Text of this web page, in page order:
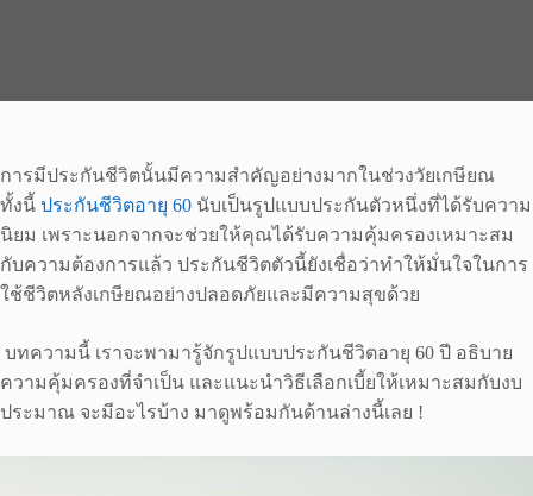
การมีประกันชีวิตนั้นมีความสำคัญอย่างมากในช่วงวัยเกษียณ
ทั้งนี้ ประกันชีวิตอายุ 60 นับเป็นรูปแบบประกันตัวหนึ่งที่ได้รับความ
นิยม เพราะนอกจากจะช่วยให้คุณได้รับความคุ้มครองเหมาะสม
กับความต้องการแล้ว ประกันชีวิตตัวนี้ยังเชื่อว่าทำให้มั่นใจในการ
ใช้ชีวิตหลังเกษียณอย่างปลอดภัยและมีความสุขด้วย
บทความนี้ เราจะพามารู้จักรูปแบบประกันชีวิตอายุ 60 ปี อธิบาย
ความคุ้มครองที่จำเป็น และแนะนำวิธีเลือกเบี้ยให้เหมาะสมกับงบ
ประมาณ จะมีอะไรบ้าง มาดูพร้อมกันด้านล่างนี้เลย !